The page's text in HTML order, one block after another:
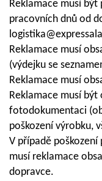
Reklamace musí
pracovních dnů od
Reklamace musí
(výdejku se
Reklamace musí
Reklamace musí
fotodokumentaci
poškození výrobku,
V případě
musí reklamace
dopravce.